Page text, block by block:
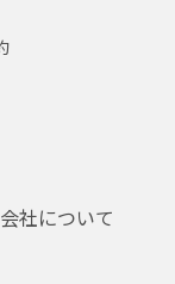
社について